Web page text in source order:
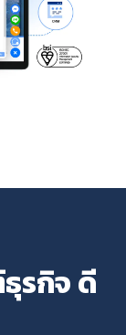
รกิจ ดี